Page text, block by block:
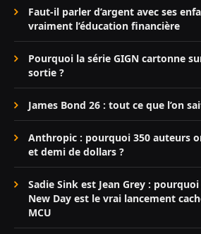
Faut-il parler d’argent avec ses
vraiment l’éducation financière
Pourquoi la série GIGN cartonne
sortie ?
James Bond 26 : tout ce que l’on
Anthropic : pourquoi 350 auteurs
et demi de dollars ?
Sadie Sink est Jean Grey :
New Day est le vrai lancement
MCU